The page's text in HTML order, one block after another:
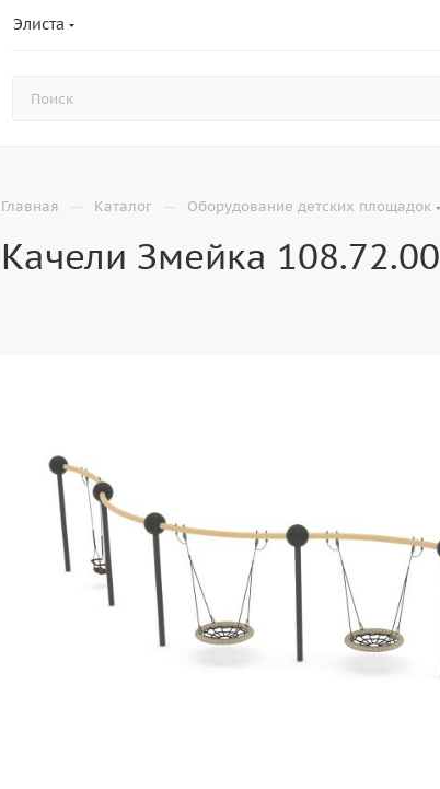
Элиста
Главная — Каталог — Оборудование детских площадок
Качели Змейка 108.72.00